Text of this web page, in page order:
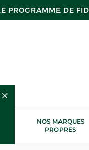
PROGRAMME DE
NOS MARQUES
PROPRES